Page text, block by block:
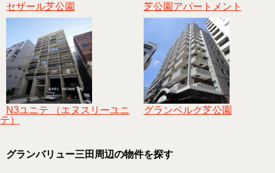
セザール芝公園 芝公園アパートメント
N3ユニテ （エヌスリーユニ
テ）
グランベルク芝公園
グランバリュー三田周辺の物件を探す